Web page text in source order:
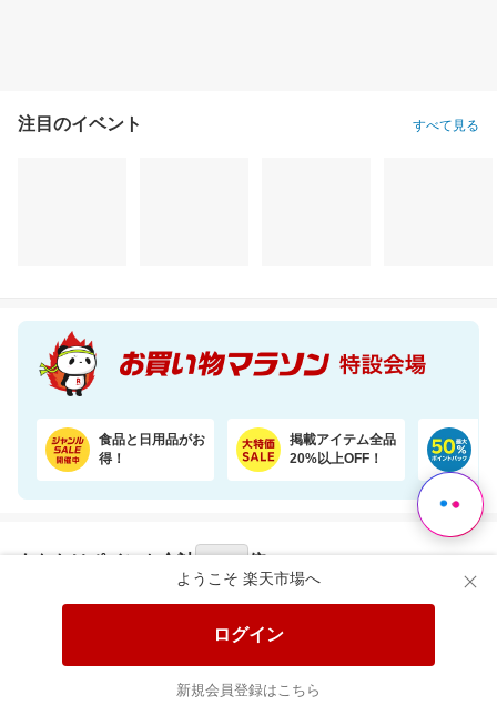
ようこそ 楽天市場へ
ログイン
新規会員登録はこちら
注目のイベント すべて見る
食品と日用品がお
得！
掲載アイテム全品
20%以上OFF！
あなたはポイント 合計 倍